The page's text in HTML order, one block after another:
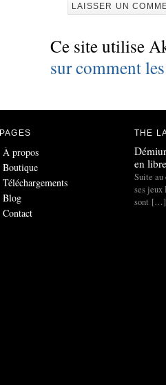
Ce site utilise
sur comment
PAGES
À propos
Boutique
Téléchargements
Blog
Contact
THE
en
Suite au
ses jeux
sont […]